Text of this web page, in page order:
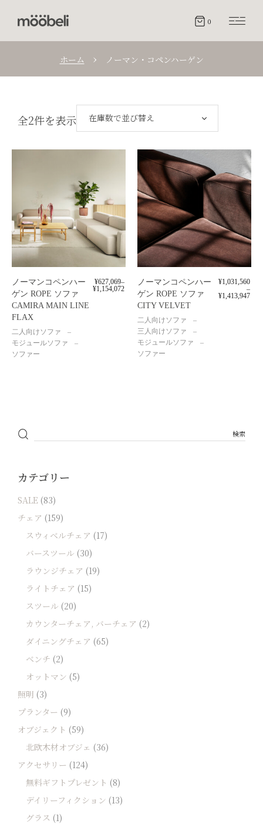
0
ホーム ノーマン・コペンハーゲン
全2件を表示 在庫数で並び替え
ノーマンコペンハー
ゲン ROPE ソファ
CAMIRA MAIN LINE
FLAX
二人向けソファ
モジュールソファ
ソファー
¥627,069–
¥1,154,072
ノーマンコペンハー
ゲン ROPE ソファ
CITY VELVET
二人向けソファ
三人向けソファ
モジュールソファ
ソファー
¥1,031,560
–
¥1,413,947
カテゴリー
SALE (83)
チェア (159)
スウィベルチェア (17)
バースツール (30)
ラウンジチェア (19)
ライトチェア (15)
スツール (20)
カウンターチェア, バーチェア (2)
ダイニングチェア (65)
ベンチ (2)
オットマン (5)
照明 (3)
プランター (9)
オブジェクト (59)
北欧木材オブジェ (36)
アクセサリー (124)
無料ギフトプレゼント (8)
デイリーフィクション (13)
グラス (1)